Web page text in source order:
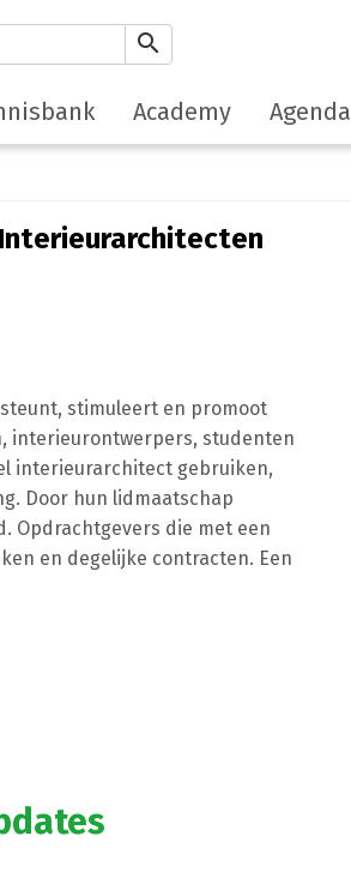
search
Academy Agenda
stimuleert en promoot
interieurontwerpers, studenten
interieurarchitect gebruiken,
Door hun lidmaatschap
Opdrachtgevers die met een
en degelijke contracten. Een